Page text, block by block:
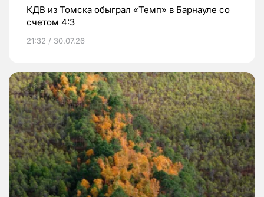
КДВ из Томска обыграл «Темп» в Барнауле со
счетом 4:3
21:32 / 30.07.26